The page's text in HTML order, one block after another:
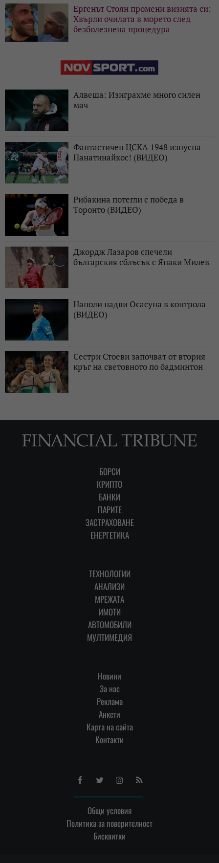
Ергенът Стоян промени визията си:
Хвърли очилата в морето след
безболезнена процедура
Алвеша: Изиграхме много силен
мач
Фантастичен ЦСКА 1948 изпусна
Панатинайкос! (ВИДЕО)
Рибакина потегли с победа в
Торонто (ВИДЕО)
Джордж Лазаров спечели
българския сблъсък с Янаки Милев
Наполи надви Осасуна в контрола
(ВИДЕО)
Сестри Стоеви започват от втория
кръг на световното по бадминтон
БОРСИ
КРИПТО
БАНКИ
ПАРИТЕ
ЗАСТРАХОВАНЕ
ЕНЕРГЕТИКА
ТЕХНОЛОГИИ
АНАЛИЗИ
МРЕЖАТА
ИМОТИ
АВТОМОБИЛИ
МУЛТИМЕДИЯ
Новини
За нас
Реклама
Анкети
Карта на сайта
Контакти
FacebookTwitterInstagram
RSS
Общи условия
Политика за поверителност
Бисквитки